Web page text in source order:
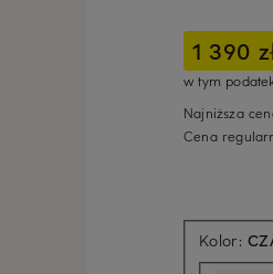
1 390
w tym podatek
Najniższa
Cena
Kolor: